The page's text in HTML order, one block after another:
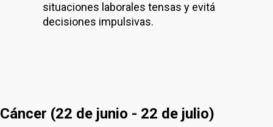
situaciones laborales tensas y evitá
decisiones impulsivas.
Cáncer (22 de junio - 22 de julio)